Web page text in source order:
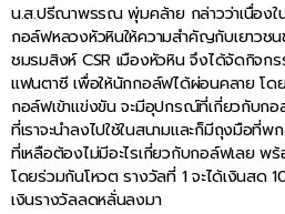
น.ส.ปรีณาพรรณ พุ่มคล้าย กล่าวว่าเนื่องใ
กอล์ฟหลวงหัวหินให้ความสำคัญกับเยาวชน
ชมรมสิงห์ CSR เมืองหัวหิน จึงได้จัดกิจก
แฟนตาซี เพื่อให้นักกอล์ฟได้ผ่อนคลาย โด
กอล์ฟเข้าแข่งขัน จะมีอุปกรณ์ที่เกี่ยวกับกอ
ที่เราจะนำลงไปใช้ในสนามและก็มีถุงมือที่
ที่เหลือต้องไม่มีอะไรเกี่ยวกับกอล์ฟเลย
โดยร่วมกันโหวต รางวัลที่ 1 จะได้เงินส
เงินรางวัลลดหลั่นลงมา